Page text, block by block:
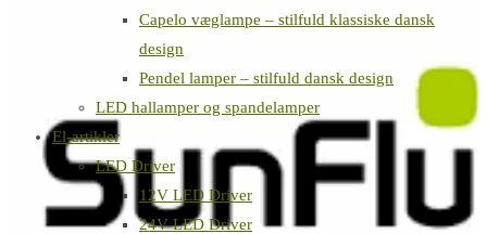
Capelo væglampe – stilfuld klassiske dansk
design
Pendel lamper – stilfuld dansk design
LED hallamper og spandelamper
El-artikler
LED Driver
12V LED Driver
24V LED Driver